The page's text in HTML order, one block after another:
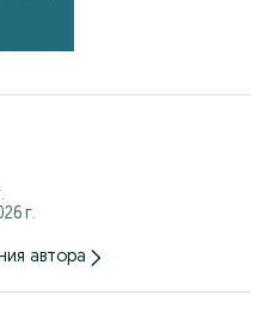
58Б, ЖК "Экспо Бульвар
г.
автора